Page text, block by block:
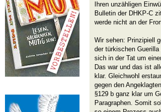
Ihren unzähligen
Bulletin der DHKP-C
werde nicht an der
Wir sehen: Prinzipiell
der türkischen
sich in der Tat um
Das war und das ist
klar. Gleichwohl
gegen den
§129 b ganz klar um
Paragraphen. Somit